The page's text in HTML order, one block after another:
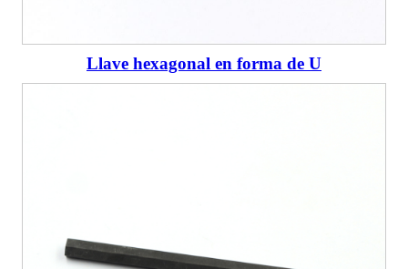
Llave hexagonal en forma de U